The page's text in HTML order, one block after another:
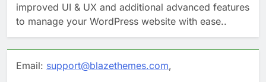
improved UI & UX and additional advanced features
to manage your WordPress website with ease..
Email: support@blazethemes.com,